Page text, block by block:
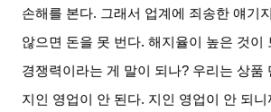
손해를 본다. 그래서 업계에 죄송한 얘기
않으면 돈을 못 번다.해지율이 높은 것이
경쟁력이라는 게 말이 되나? 우리는 상품
지인 영업이 안 된다. 지인 영업이 안 되니